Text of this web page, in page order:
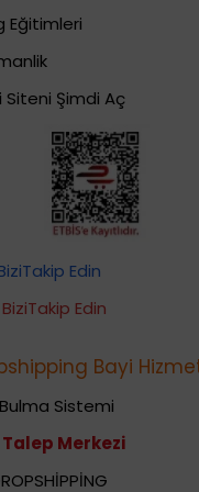
Eğitimleri
Siteni Şimdi Aç
Edin
Edin
Bayi
Sistemi
Merkezi